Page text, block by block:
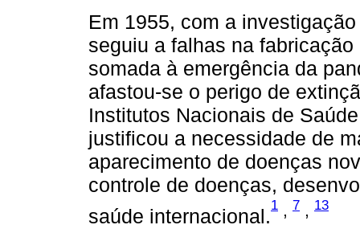
Em 1955, com a
seguiu a falhas na
somada à emergência da
afastou-se o perigo de
Institutos Nacionais de
justificou a necessidade de
aparecimento de doenças
controle de doenças,
saúde internacional.
1 , 7 , 13